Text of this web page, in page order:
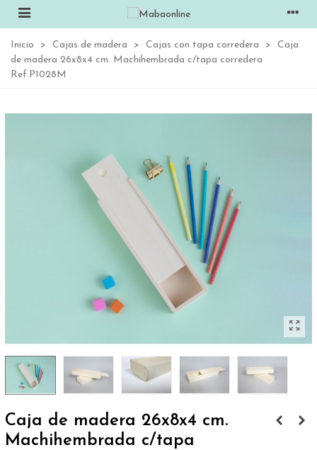
Inicio > Cajas de madera > Cajas con tapa corredera >
Caja
de madera 26x8x4 cm. Machihembrada c/tapa corredera
Ref.P1028M
Caja de madera 26x8x4 cm.
Machihembrada c/tapa